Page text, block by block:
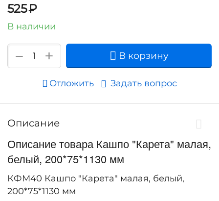
525₽
В наличии
+
− В корзину
Отложить Задать вопрос
Описание
Описание товара Кашпо "Карета" малая,
белый, 200*75*1130 мм
КФМ40 Кашпо "Карета" малая, белый,
200*75*1130 мм